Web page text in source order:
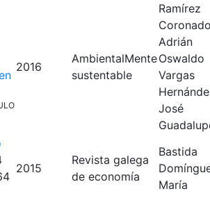
2016
AmbientalMente
sustentable
Ramírez
Adrián
Oswaldo
Vargas
José
2015
Revista galega
de economía
Bastida
María